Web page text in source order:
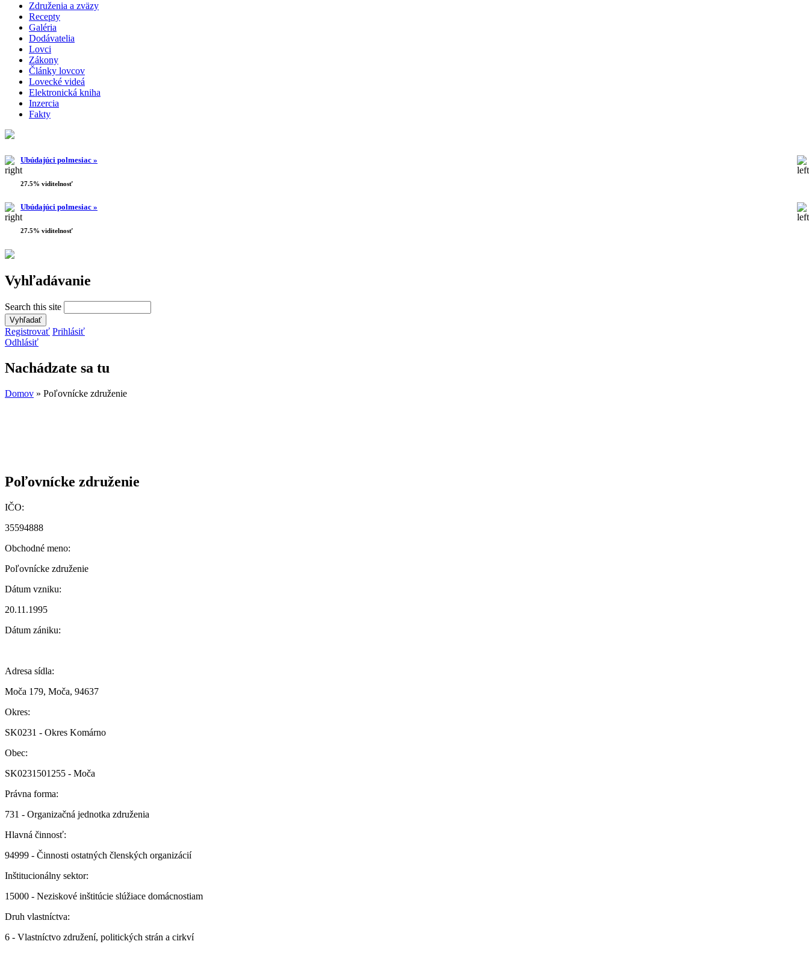
Združenia a zväzy
Recepty
Galéria
Dodávatelia
Lovci
Zákony
Články lovcov
Lovecké videá
Elektronická kniha
Inzercia
Fakty
Ubúdajúci polmesiac »
27.5% viditelnosť
Ubúdajúci polmesiac »
27.5% viditelnosť
Vyhľadávanie
Search this site
Registrovať Prihlásiť
Odhlásiť
Nachádzate sa tu
Domov » Poľovnícke združenie
Poľovnícke združenie
IČO:
35594888
Obchodné meno:
Poľovnícke združenie
Dátum vzniku:
20.11.1995
Dátum zániku:
Adresa sídla:
Moča 179, Moča, 94637
Okres:
SK0231 - Okres Komárno
Obec:
SK0231501255 - Moča
Právna forma:
731 - Organizačná jednotka združenia
Hlavná činnosť:
94999 - Činnosti ostatných členských organizácií
Inštitucionálny sektor:
15000 - Neziskové inštitúcie slúžiace domácnostiam
Druh vlastníctva:
6 - Vlastníctvo združení, politických strán a cirkví